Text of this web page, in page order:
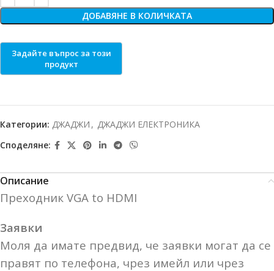
ДОБАВЯНЕ В КОЛИЧКАТА
Категории: ДЖАДЖИ , ДЖАДЖИ ЕЛЕКТРОНИКА
Споделяне:
Описание
Преходник VGA to HDMI
Заявки
Моля да имате предвид, че заявки могат да се
правят по телефона, чрез имейл или чрез